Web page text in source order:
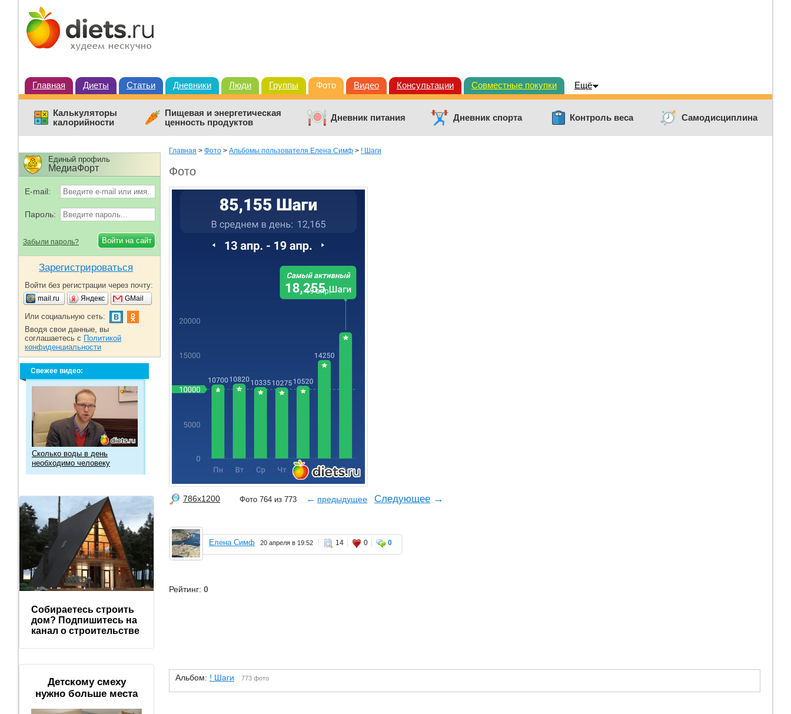
Главная Диеты Статьи Дневники Люди Группы Фото Видео Консультации Совместные покупки Ещё
Калькуляторы
калорийности
Пищевая и энергетическая
ценность продуктов
Дневник питания Дневник спорта Контроль веса Самодисциплина
Главная > Фото > Альбомы пользователя Елена Симф > ! Шаги
Фото
786x1200 Фото 764 из 773 ← предыдущее Следующее →
Елена Симф 20 апреля в 19:52 14 0 0
Рейтинг: 0
Альбом: ! Шаги 773 фото
Единый профиль
МедиаФорт
E-mail:
Пароль:
Забыли пароль?
Зарегистрироваться
Войти без регистрации через почту:
mail.ru Яндекс GMail
Или социальную сеть:
Вводя свои данные, вы
соглашаетесь с Политикой
конфиденциальности
Свежее видео:
Сколько воды в день
необходимо человеку
Собираетесь строить
дом? Подпишитесь на
канал о строительстве
Детскому смеху
нужно больше места